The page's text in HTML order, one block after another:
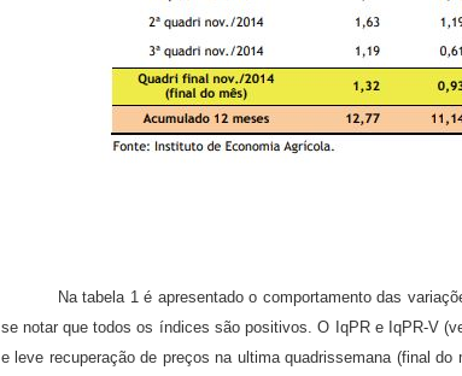
Na tabela 1 é apresentado o comportamento das
se notar que todos os índices são positivos. O IqPR e IqPR-V
e leve recuperação de preços na ultima quadrissemana (final